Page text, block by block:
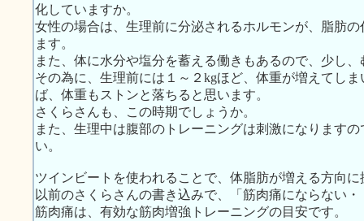
化していますか。
女性の場合は、生理前に分泌されるホルモンが、脂肪
ます。
また、体に水分や塩分を蓄える働きもあるので、少し
その為に、生理前には１～２kgほど、体重が増えてし
ば、体重もストンと落ちると思います。
さくらさんも、この時期でしょうか。
また、生理中は腹部のトレーニングは刺激になります
い。
ツインビートを使われることで、体脂肪が増える方向
以前のさくらさんの書き込みで、「筋肉痛にならない
筋肉痛は、有効な筋肉増強トレーニングの目安です。